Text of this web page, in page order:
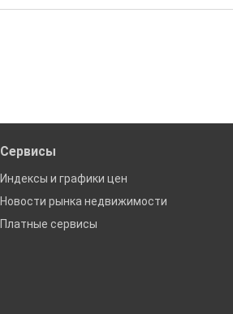
Сервисы
Индексы и графики цен
Новости рынка недвижимости
Платные сервисы